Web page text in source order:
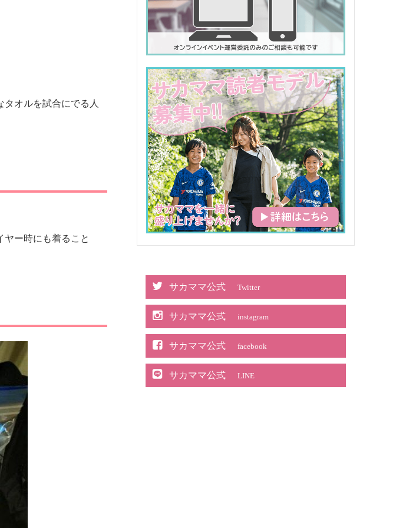
オルを試合にでる人
ー時にも着ること
サカママ公式 Twitter
サカママ公式 instagram
サカママ公式 facebook
サカママ公式 LINE